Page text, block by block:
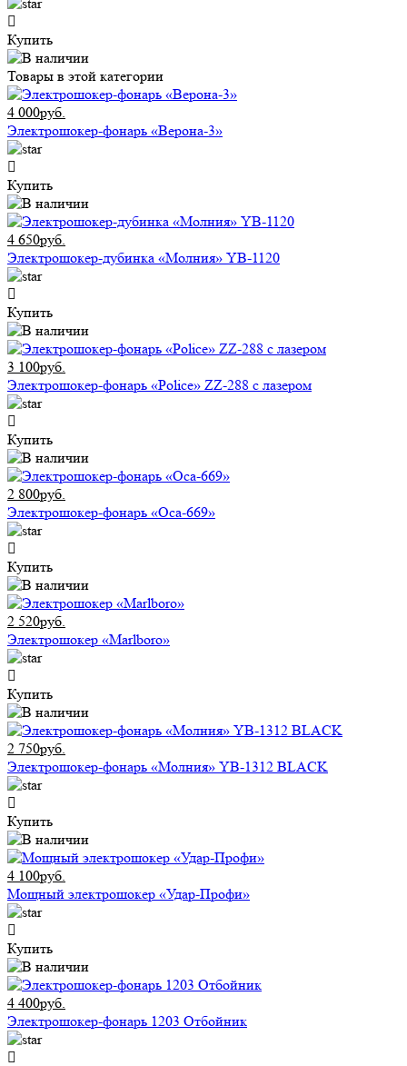
Купить
Товары в этой категории
4 000руб.
Электрошокер-фонарь «Верона-3»
Купить
4 650руб.
Электрошокер-дубинка «Молния» YB-1120
Купить
3 100руб.
Электрошокер-фонарь «Police» ZZ-288 с лазером
Купить
2 800руб.
Электрошокер-фонарь «Оса-669»
Купить
2 520руб.
Электрошокер «Marlboro»
Купить
2 750руб.
Электрошокер-фонарь «Молния» YB-1312 BLACK
Купить
4 100руб.
Мощный электрошокер «Удар-Профи»
Купить
4 400руб.
Электрошокер-фонарь 1203 Отбойник